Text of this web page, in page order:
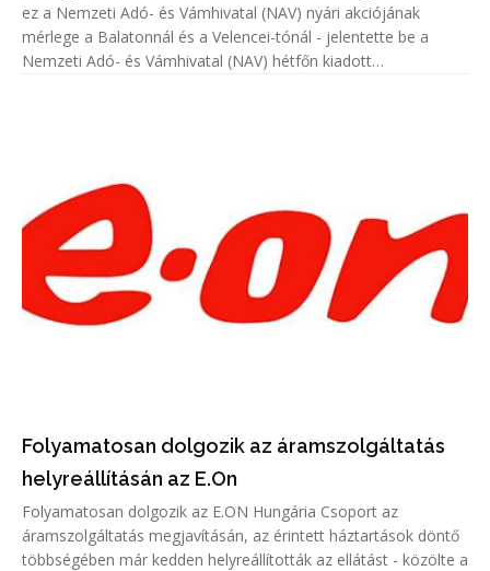
ez a Nemzeti Adó- és Vámhivatal (NAV) nyári akciójának
mérlege a Balatonnál és a Velencei-tónál - jelentette be a
Nemzeti Adó- és Vámhivatal (NAV) hétfőn kiadott
Folyamatosan dolgozik az áramszolgáltatás
helyreállításán az E.On
Folyamatosan dolgozik az E.ON Hungária Csoport az
áramszolgáltatás megjavításán, az érintett háztartások döntő
többségében már kedden helyreállították az ellátást - közölte a